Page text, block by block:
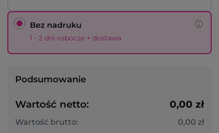
Bez nadruku
1 - 2 dni robocze + dostawa
Podsumowanie
Wartość netto: 0,00 zł
Wartość brutto: 0,00 zł